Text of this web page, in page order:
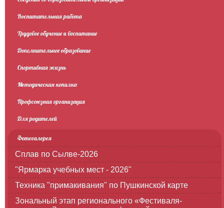
Воспитательная работа
Трудовое обучение и воспитание
Дополнительное образование
Спортивная жизнь
Методическая копилка
Профсоюзная организация
Для родителей
Фотогалерея
Сплав по Сылве-2026
"Ярмарка учебных мест - 2026"
Техника "примакивания" по Пушкинской карте
Зональный этап регионального «Фестиваля-